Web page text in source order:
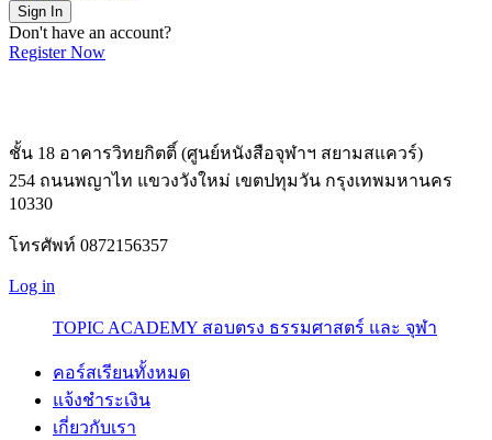
Sign In
Don't have an account?
Register Now
ชั้น 18 อาคารวิทยกิตติ์ (ศูนย์หนังสือจุฬาฯ สยามสแควร์)
254 ถนนพญาไท แขวงวังใหม่ เขตปทุมวัน กรุงเทพมหานคร
10330
โทรศัพท์ 0872156357
Log in
TOPIC ACADEMY สอบตรง ธรรมศาสตร์ และ จุฬา
คอร์สเรียนทั้งหมด
แจ้งชำระเงิน
เกี่ยวกับเรา